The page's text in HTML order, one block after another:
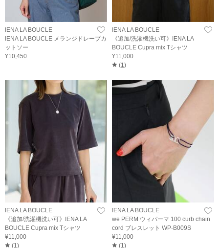
IENA LA BOUCLE
IENA LA BOUCLE メランジドレープカ
ットソー
¥10,450
IENA LA BOUCLE
《追加/洗濯機洗い可》IENA LA
BOUCLE Cupra mix Tシャツ
¥11,000
(1 )
IENA LA BOUCLE
《追加/洗濯機洗い可》IENA LA
BOUCLE Cupra mix Tシャツ
¥11,000
(1)
IENA LA BOUCLE
we PERM ウィパーマ 100 curb chain
cord ブレスレット WP-B009S
¥11,000
(1)